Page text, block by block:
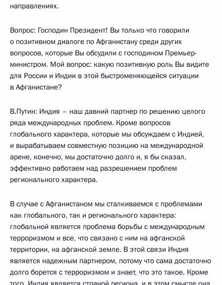
направлениях.
Вопрос: Господин Президент! Вы только что говорили
о позитивном диалоге по Афганистану среди других
вопросов, которые Вы обсудили с господином Премьер-
министром. Мой вопрос: какую позитивную роль Вы видите
для России и Индии в этой быстроменяющейся ситуации
в Афганистане?
В.Путин: Индия – наш давний партнер по решению целого
ряда международных проблем. Кроме вопросов
глобального характера, которые мы обсуждаем с Индией,
и вырабатываем совместную позицию на международной
арене, конечно, мы достаточно долго и, я бы сказал,
эффективно работаем над разрешением проблем
регионального характера.
В случае с Афганистаном мы сталкиваемся с проблемами
как глобального, так и регионального характера:
глобальной является проблема борьбы с международным
терроризмом и все, что связано с ним на афганской
территории, на афганской земле. В этой связи Индия
является надежным партнером, потому что сама достаточно
долго борется с терроризмом и знает, что это такое. Кроме